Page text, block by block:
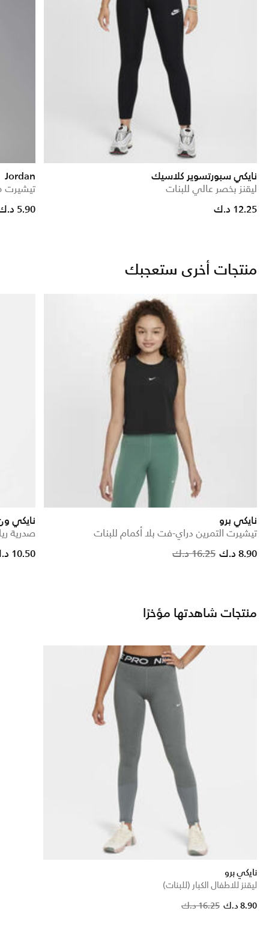
نايكي سبورتسوير كلاسيك
ليقنز بخصر عالي للبنات
12.25 د.ك
Jordan
تيشيرت
from
5.90 د.ك
منتجات أخرى ستعجبك
نايكي برو
تيشيرت التمرين دراي-فت بلا أكمام للبنات
Price reduced from
16.25 د.ك
to 8.90 د.ك
نايكي
صدرية
10.50 د.ك
منتجات شاهدتها مؤخرًا
نايكي برو
ليقنز للاطفال الكبار (للبنات)
16.25 د.ك 8.90 د.ك